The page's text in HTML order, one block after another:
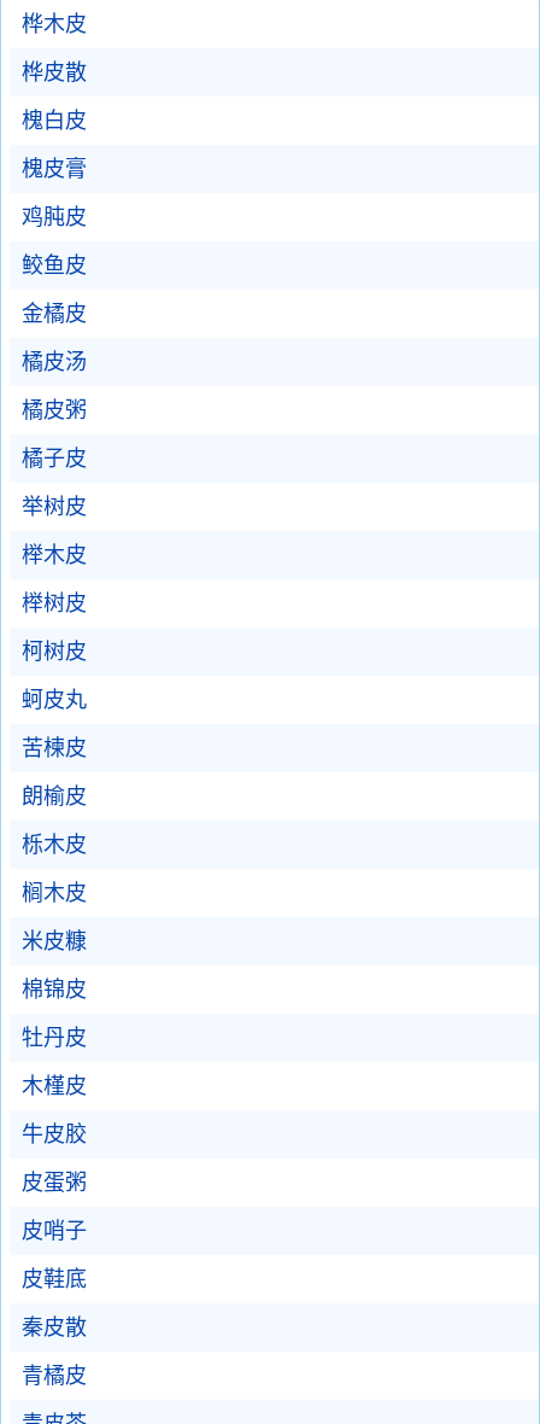
桦木皮
桦皮散
槐白皮
槐皮膏
鸡肫皮
鲛鱼皮
金橘皮
橘皮汤
橘皮粥
橘子皮
举树皮
榉木皮
榉树皮
柯树皮
蚵皮丸
苦楝皮
朗榆皮
栎木皮
榈木皮
米皮糠
棉锦皮
牡丹皮
木槿皮
牛皮胶
皮蛋粥
皮哨子
皮鞋底
秦皮散
青橘皮